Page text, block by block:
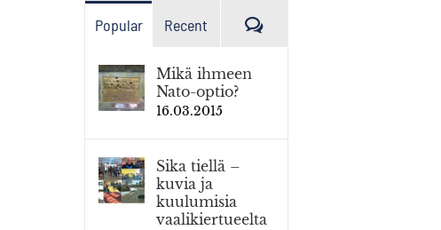
Popular Recent Kommenttia
Mikä ihmeen
Nato-optio?
16.03.2015
Sika tiellä –
kuvia ja
kuulumisia
vaalikiertueelta